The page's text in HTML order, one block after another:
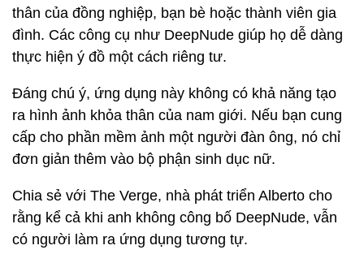
thân của đồng nghiệp, bạn bè hoặc thành viên gia
đình. Các công cụ như DeepNude giúp họ dễ dàng
thực hiện ý đồ một cách riêng tư.
Đáng chú ý, ứng dụng này không có khả năng tạo
ra hình ảnh khỏa thân của nam giới. Nếu bạn cung
cấp cho phần mềm ảnh một người đàn ông, nó chỉ
đơn giản thêm vào bộ phận sinh dục nữ.
Chia sẻ với The Verge, nhà phát triển Alberto cho
rằng kể cả khi anh không công bố DeepNude, vẫn
có người làm ra ứng dụng tương tự.